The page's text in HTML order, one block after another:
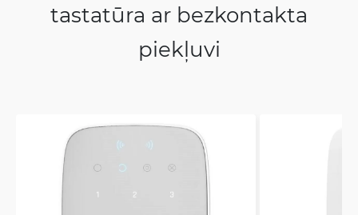
tastatūra ar bezkontakta
piekļuvi